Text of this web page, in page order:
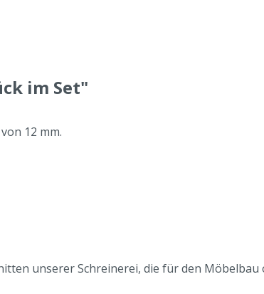
im Set"
12 mm.
unserer Schreinerei, die für den Möbelbau